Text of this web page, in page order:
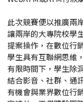
此次競賽便以推廣兩
讓兩岸的大專院校學
提案操作，在數位行
學生具有互聯網思維
有限時間下，學生除
結合影音、社群、通
有機會與業界數位行